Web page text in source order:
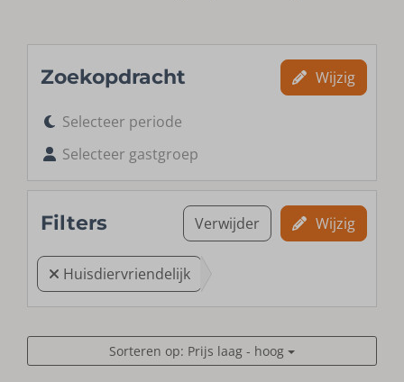
Zoekopdracht Wijzig
Selecteer periode
Selecteer gastgroep
Filters Verwijder Wijzig
Huisdiervriendelijk
Sorteren op: Prijs laag - hoog